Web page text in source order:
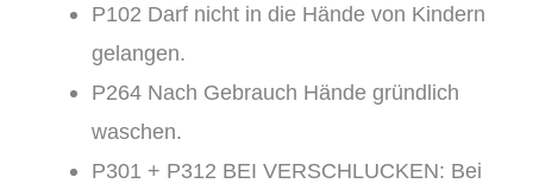
P102 Darf nicht in die Hände von Kindern
gelangen.
P264 Nach Gebrauch Hände gründlich
waschen.
P301 + P312 BEI VERSCHLUCKEN: Bei